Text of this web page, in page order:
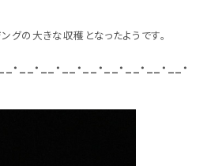
グの大きな収穫となったようです。
・__・__・__・__・__・__・__・__・